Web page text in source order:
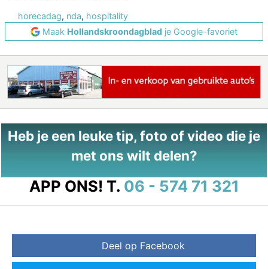
horecadag, nda, hospitality
Maak Hollandskroondagblad je Google-favoriet
Heb je een leuke tip, foto of video die je
met ons wilt delen?
APP ONS! T. 06 - 574 71 321
Deel op Facebook